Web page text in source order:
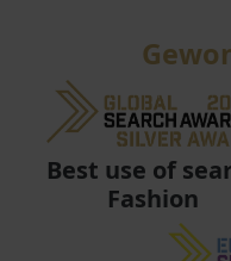
Best use of
Fashion